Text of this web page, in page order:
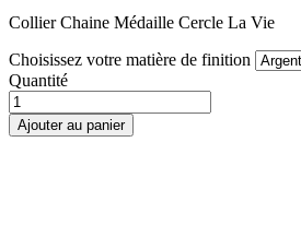
Collier Chaine Médaille Cercle La Vie
Choisissez votre matière de finition
Quantité
Ajouter au panier